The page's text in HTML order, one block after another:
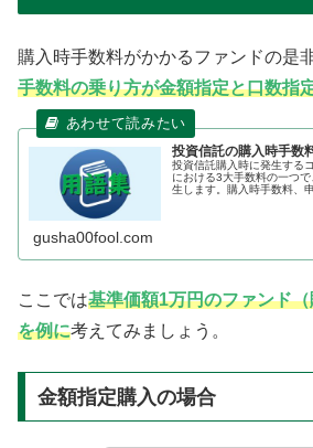
購入時手数料がかかるファンドの是
手数料の乗り方が金額指定と口数指
投資信託の購入時手数
投資信託購入時に発生する
における3大手数料の一つ
生します。購入時手数料、
gusha00fool.com
ここでは基準価額1万円のファンド
を例に考えてみましょう。
金額指定購入の場合